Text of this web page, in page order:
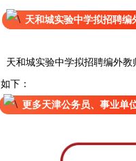
天和城实验中学拟招聘编
天和城实验中学拟招聘编外教
如下：
更多天津公务员、事业单